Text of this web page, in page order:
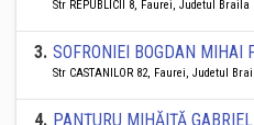
Str REPUBLICII 8, Faurei, Judetul Braila
3.
Str CASTANILOR 82, Faurei, Judetul
4.